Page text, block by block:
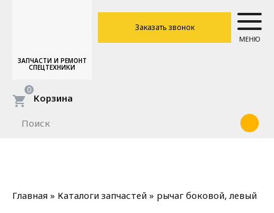
ЗАПЧАСТИ И РЕМОНТ
СПЕЦТЕХНИКИ
Заказать звонок
МЕНЮ
Корзина
0
Главная » Каталоги запчастей » рычаг боковой, левый